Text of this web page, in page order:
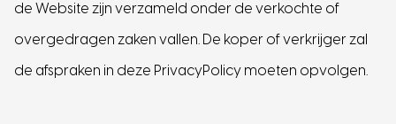
de Website zijn verzameld onder de verkochte of
overgedragen zaken vallen. De koper of verkrijger zal
de afspraken in deze PrivacyPolicy moeten opvolgen.